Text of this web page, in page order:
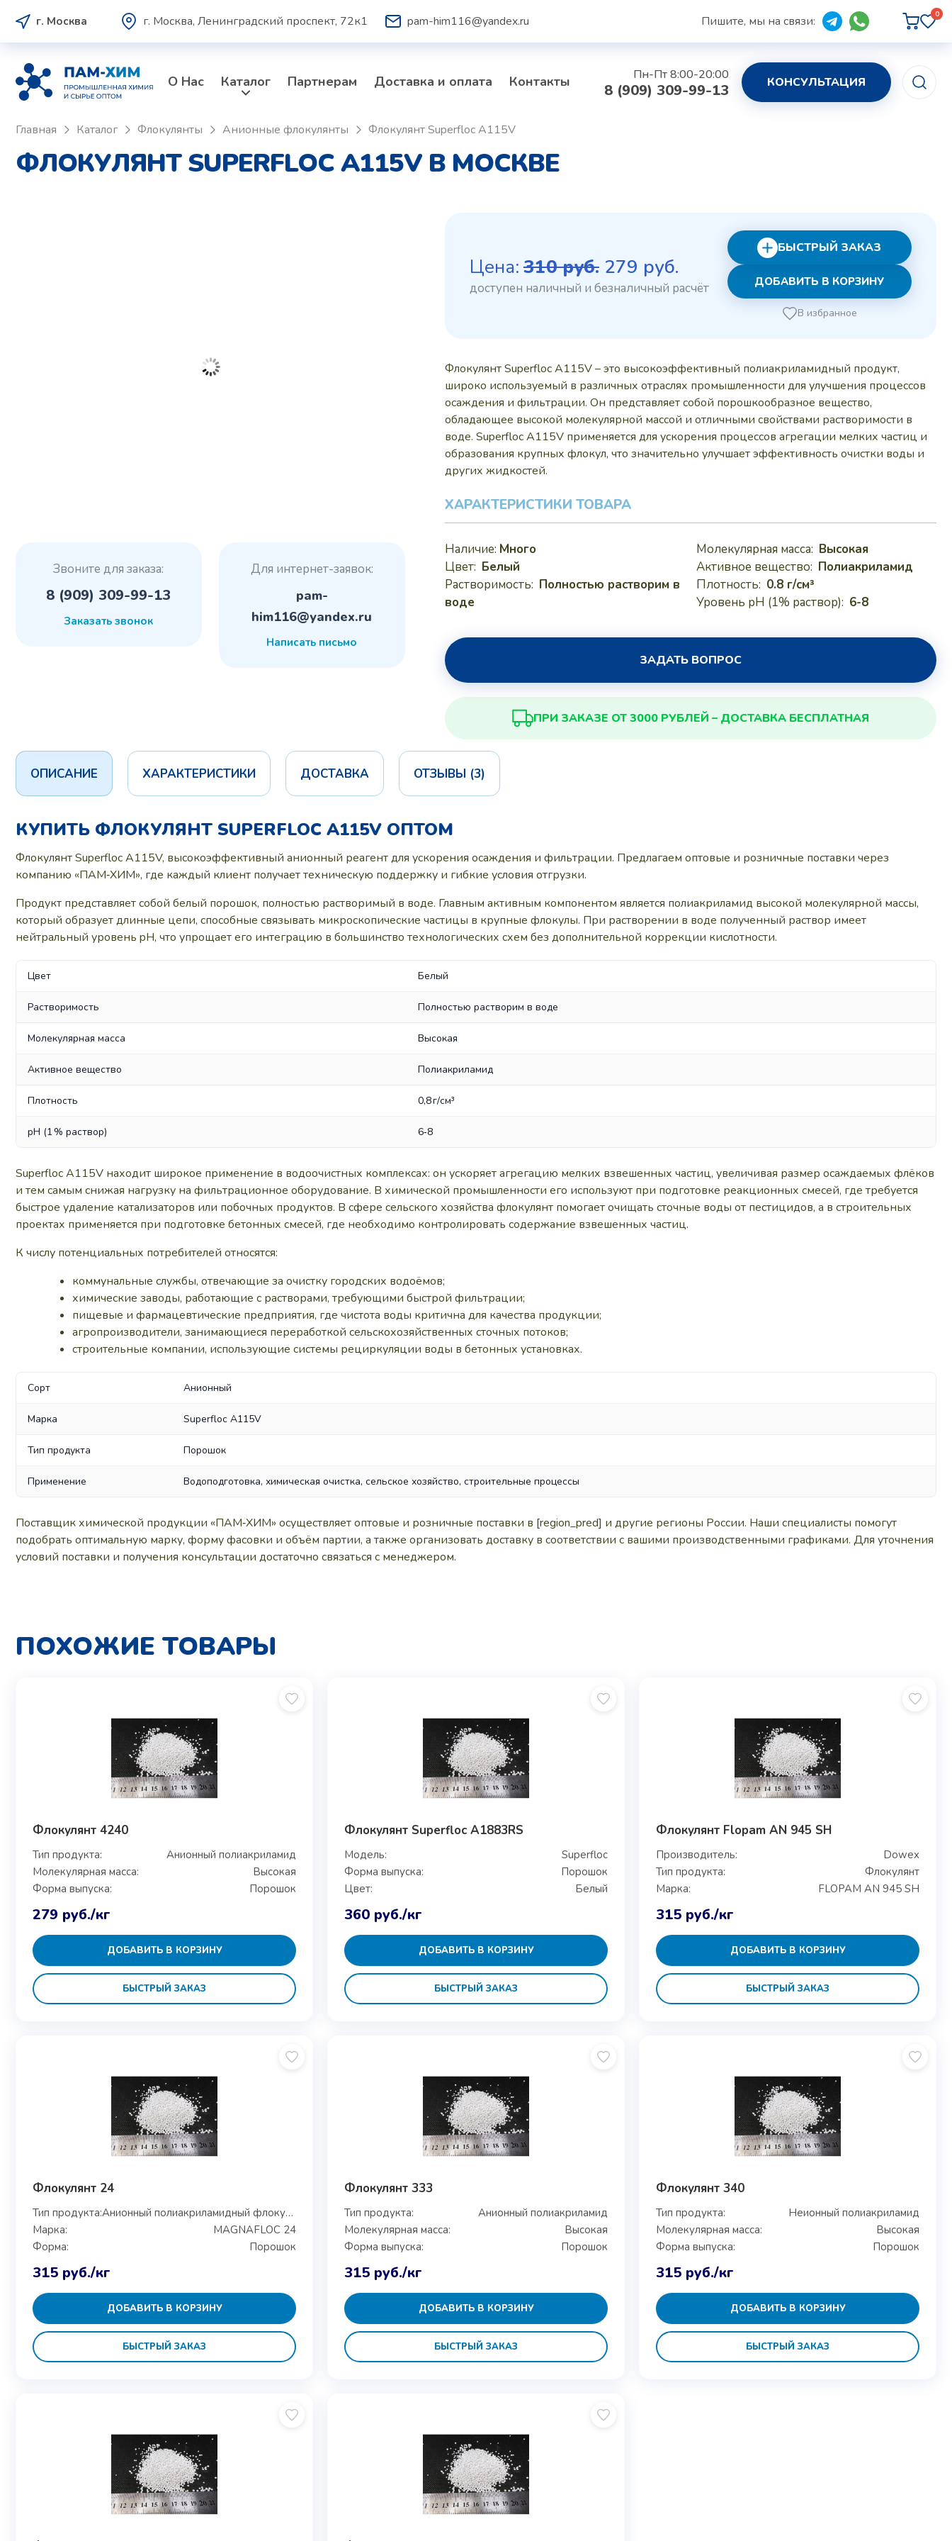
г. Москва г. Москва, Ленинградский проспект, 72к1 pam-him116@yandex.ru Пишите, мы на связи: 0
О Нас Каталог Партнерам Доставка и оплата Контакты Пн-Пт 8:00-20:00
8 (909) 309-99-13 КОНСУЛЬТАЦИЯ
Главная Каталог Флокулянты Анионные флокулянты Флокулянт Superfloc A115V
ФЛОКУЛЯНТ SUPERFLOC A115V В МОСКВЕ
Звоните для заказа:
8 (909) 309-99-13
Заказать звонок
Для интернет-заявок:
pam-
him116@yandex.ru
Написать письмо
Цена: 310руб. Первоначальная
цена
279 руб.Текущая
цена:
ДОБАВИТЬ В КОРЗИНУ
БЫСТРЫЙ ЗАКАЗ
В избранное
Флокулянт Superfloc A115V – это высокоэффективный полиакриламидный продукт,
широко используемый в различных отраслях промышленности для улучшения процессов
осаждения и фильтрации. Он представляет собой порошкообразное вещество,
обладающее высокой молекулярной массой и отличными свойствами растворимости в
воде. Superfloc A115V применяется для ускорения процессов агрегации мелких частиц и
образования крупных флокул, что значительно улучшает эффективность очистки воды и
других жидкостей.
ХАРАКТЕРИСТИКИ ТОВАРА
Наличие: Много
Цвет: Белый
Растворимость: Полностью растворим в
воде
Молекулярная масса: Высокая
Активное вещество: Полиакриламид
Плотность: 0.8 г/см³
Уровень pH (1% раствор): 6-8
ЗАДАТЬ ВОПРОС
ПРИ ЗАКАЗЕ ОТ 3000 РУБЛЕЙ – ДОСТАВКА БЕСПЛАТНАЯ
ОПИСАНИЕ ХАРАКТЕРИСТИКИ ДОСТАВКА ОТЗЫВЫ (3)
КУПИТЬ ФЛОКУЛЯНТ SUPERFLOC A115V ОПТОМ
Флокулянт Superfloc A115V, высокоэффективный анионный реагент для ускорения осаждения и фильтрации. Предлагаем оптовые и розничные поставки через
компанию «ПАМ‑ХИМ», где каждый клиент получает техническую поддержку и гибкие условия отгрузки.
Продукт представляет собой белый порошок, полностью растворимый в воде. Главным активным компонентом является полиакриламид высокой молекулярной массы,
который образует длинные цепи, способные связывать микроскопические частицы в крупные флокулы. При растворении в воде полученный раствор имеет
нейтральный уровень pH, что упрощает его интеграцию в большинство технологических схем без дополнительной коррекции кислотности.
Цвет Белый
Растворимость Полностью растворим в воде
Молекулярная масса Высокая
Активное вещество Полиакриламид
Плотность 0,8 г/см³
pH (1 % раствор) 6‑8
Superfloc A115V находит широкое применение в водоочистных комплексах: он ускоряет агрегацию мелких взвешенных частиц, увеличивая размер осаждаемых флёков
и тем самым снижая нагрузку на фильтрационное оборудование. В химической промышленности его используют при подготовке реакционных смесей, где требуется
быстрое удаление катализаторов или побочных продуктов. В сфере сельского хозяйства флокулянт помогает очищать сточные воды от пестицидов, а в строительных
проектах применяется при подготовке бетонных смесей, где необходимо контролировать содержание взвешенных частиц.
К числу потенциальных потребителей относятся:
коммунальные службы, отвечающие за очистку городских водоёмов;
химические заводы, работающие с растворами, требующими быстрой фильтрации;
пищевые и фармацевтические предприятия, где чистота воды критична для качества продукции;
агропроизводители, занимающиеся переработкой сельскохозяйственных сточных потоков;
строительные компании, использующие системы рециркуляции воды в бетонных установках.
Сорт Анионный
Марка Superfloc A115V
Тип продукта Порошок
Применение Водоподготовка, химическая очистка, сельское хозяйство, строительные процессы
Поставщик химической продукции «ПАМ‑ХИМ» осуществляет оптовые и розничные поставки в [region_pred] и другие регионы России. Наши специалисты помогут
подобрать оптимальную марку, форму фасовки и объём партии, а также организовать доставку в соответствии с вашими производственными графиками. Для уточнения
условий поставки и получения консультации достаточно связаться с менеджером.
ПОХОЖИЕ ТОВАРЫ
Флокулянт 4240
Тип продукта:
Анионный полиакриламид
Молекулярная масса:
Высокая
Форма выпуска:
Порошок
279 руб./кг
ДОБАВИТЬ В КОРЗИНУ
БЫСТРЫЙ ЗАКАЗ
Флокулянт Superfloc A1883RS
Модель:
Superfloc
Форма выпуска:
Порошок
Цвет:
Белый
360 руб./кг
ДОБАВИТЬ В КОРЗИНУ
БЫСТРЫЙ ЗАКАЗ
Флокулянт Flopam AN 945 SH
Производитель:
Dowex
Тип продукта:
Флокулянт
Марка:
FLOPAM AN 945 SH
315 руб./кг
ДОБАВИТЬ В КОРЗИНУ
БЫСТРЫЙ ЗАКАЗ
Флокулянт 24
Тип продукта:
Анионный полиакриламидный флокулянт
Марка:
MAGNAFLOC 24
Форма:
Порошок
315 руб./кг
ДОБАВИТЬ В КОРЗИНУ
БЫСТРЫЙ ЗАКАЗ
Флокулянт 333
Тип продукта:
Анионный полиакриламид
Молекулярная масса:
Высокая
Форма выпуска:
Порошок
315 руб./кг
ДОБАВИТЬ В КОРЗИНУ
БЫСТРЫЙ ЗАКАЗ
Флокулянт 340
Тип продукта:
Неионный полиакриламид
Молекулярная масса:
Высокая
Форма выпуска:
Порошок
315 руб./кг
ДОБАВИТЬ В КОРЗИНУ
БЫСТРЫЙ ЗАКАЗ